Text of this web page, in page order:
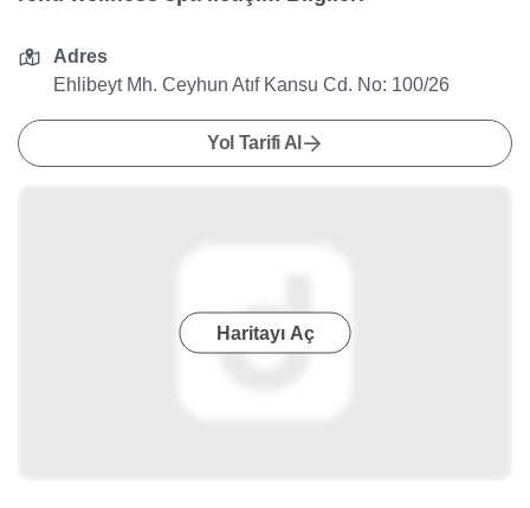
Adres
Ehlibeyt Mh. Ceyhun Atıf Kansu Cd. No: 100/26
Yol Tarifi Al
Haritayı Aç